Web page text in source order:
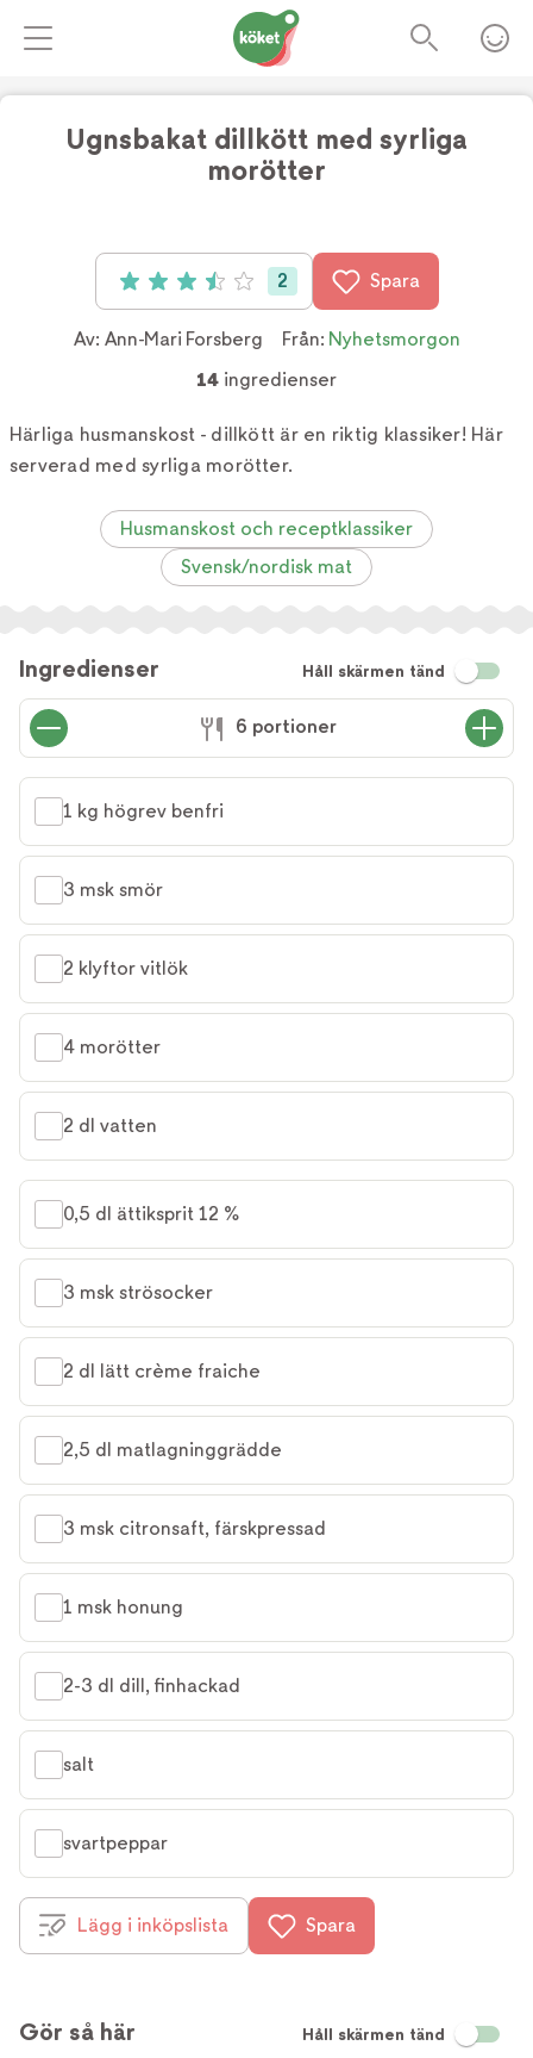
Ugnsbakat dillkött med syrliga
morötter
Betyg: 3.5 av 5 (2 röster)
2 Spara
Av: Ann-Mari Forsberg Från: Nyhetsmorgon
14 ingredienser
Härliga husmanskost - dillkött är en riktig klassiker! Här
serverad med syrliga morötter.
Husmanskost och receptklassiker
Svensk/nordisk mat
Ingredienser Håll skärmen tänd
6 portioner
1 kg högrev benfri
3 msk smör
2 klyftor vitlök
4 morötter
2 dl vatten
0,5 dl ättiksprit 12 %
3 msk strösocker
2 dl lätt crème fraiche
2,5 dl matlagninggrädde
3 msk citronsaft, färskpressad
1 msk honung
2-3 dl dill, finhackad
salt
svartpeppar
Lägg i inköpslista Spara
Gör så här Håll skärmen tänd